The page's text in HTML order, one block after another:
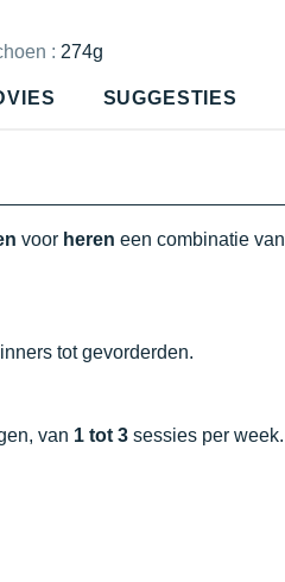
: 274g
SUGGESTIES
voor heren een combinatie van
tot gevorderden.
van 1 tot 3 sessies per week.